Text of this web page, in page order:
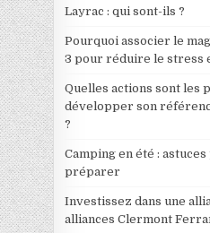
Layrac : qui sont-ils ?
Pourquoi associer le
3 pour réduire le stress
Quelles actions sont les
développer son
?
Camping en été :
préparer
Investissez dans une
alliances Clermont